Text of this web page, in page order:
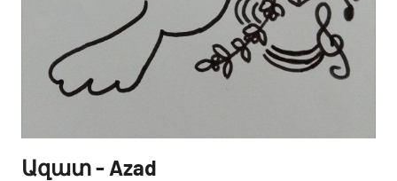
CumaProgramlar
Ազատ - Azad